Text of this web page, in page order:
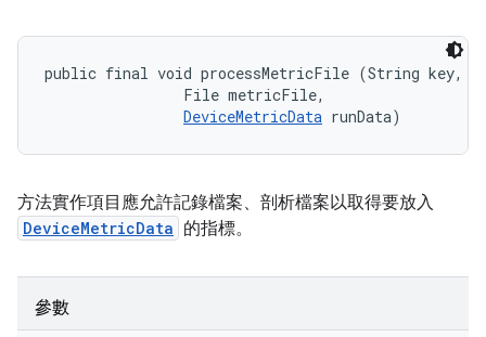
public final void processMetricFile (String key,
                File metricFile,
DeviceMetricData runData)
方法實作項目應允許記錄檔案、剖析檔案以取得要放入
DeviceMetricData 的指標。
參數